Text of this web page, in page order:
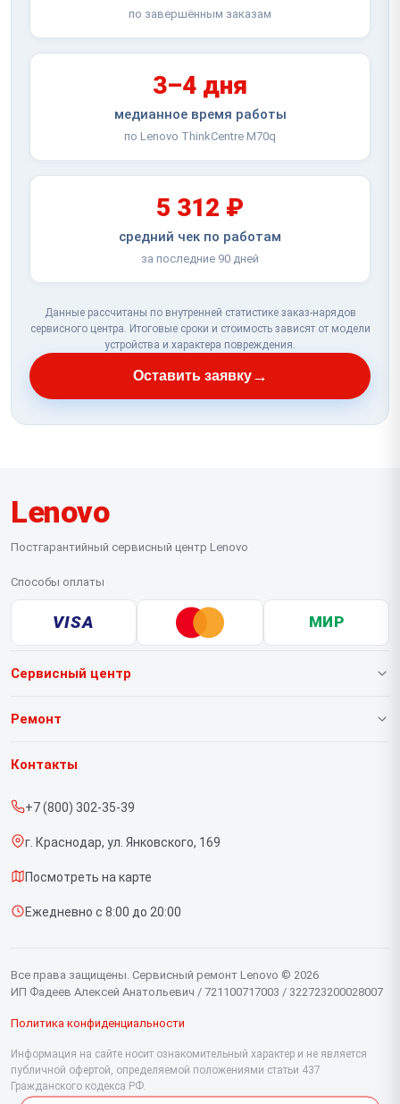
по завершённым заказам
3–4 дня
медианное время работы
по Lenovo ThinkCentre M70q
5 312 ₽
средний чек по работам
за последние 90 дней
Данные рассчитаны по внутренней статистике заказ-нарядов
сервисного центра. Итоговые сроки и стоимость зависят от модели
устройства и характера повреждения.
Оставить заявку→
Lenovo
Постгарантийный сервисный центр Lenovo
Способы оплаты
VISA МИР
Сервисный центр
О нашем сервисе
Срочный ремонт
Доставка и способы оплаты
Диагностика
Контакты
Ремонт
Ноутбуков
Контакты
+7 (800) 302-35-39
г. Краснодар, ул. Янковского, 169
Посмотреть на карте
Ежедневно с 8:00 до 20:00
Все права защищены. Сервисный ремонт Lenovo © 2026
ИП Фадеев Алексей Анатольевич / 721100717003 / 322723200028007
Политика конфиденциальности
Информация на сайте носит ознакомительный характер и не является
публичной офертой, определяемой положениями статьи 437
Гражданского кодекса РФ.